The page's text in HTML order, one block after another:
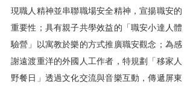
現職人精神並串聯職場安全精神，宣揚職安的
重要性；具有親子共學效益的「職安小達人體
驗營」以寓教於樂的方式推廣職安觀念；為感
謝遠渡重洋的外國人工作者，特規劃「移家人
野餐日」透過文化交流與音樂互動，傳遞屏東